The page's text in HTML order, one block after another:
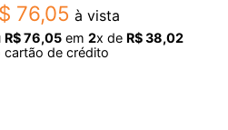
76,05 à vista
R$ 76,05em 2x de R$ 38,02
cartão de crédito